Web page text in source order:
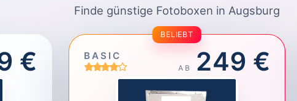
Finde günstige Fotoboxen in Augsburg
€
BELIEBT
BASIC
AB 249 €